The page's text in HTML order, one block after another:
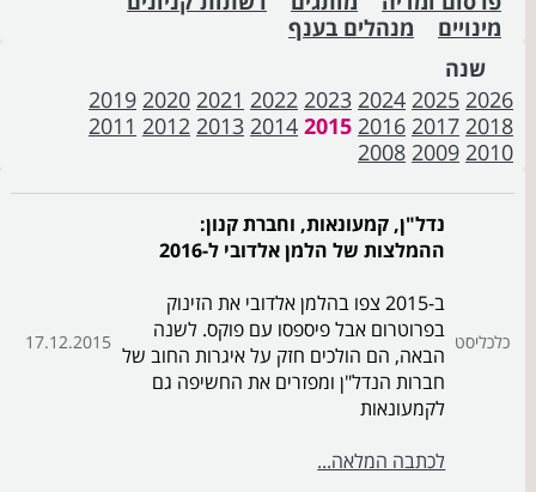
מינויים
מנהלים בענף
שנה
2026
2025
2024
2023
2022
2021
2020
2019
2018
2017
2016
2015
2014
2013
2012
2011
2010
2009
2008
כלכליסט
נדל"ן, קמעונאות, וחברת קנון:
ההמלצות של הלמן אלדובי ל-2016
ב-2015 צפו בהלמן אלדובי את הזינוק
בפרוטרום אבל פיספסו עם פוקס. לשנה
הבאה, הם הולכים חזק על איגרות החוב של
חברות הנדל"ן ומפזרים את החשיפה גם
לקמעונאות
לכתבה המלאה...
17.12.2015